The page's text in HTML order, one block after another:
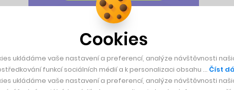
letišti. Systém umožnil centrálně řídit hlášení a
důležitá, ale dlouho to vypadalo, že zůstane jediná.
Cookies
ukládáme vaše nastavení a preferencí, analýze návštěvnosti
funkcí sociálních médií a k personalizaci obsahu … Číst
ukládáme vaše nastavení a preferencí, analýze návštěvnosti